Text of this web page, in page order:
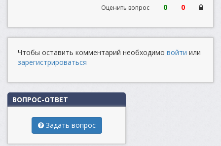
Оценить вопрос
0 0
Чтобы оставить комментарий необходимо войти или
зарегистрироваться
ВОПРОС-ОТВЕТ
Задать вопрос